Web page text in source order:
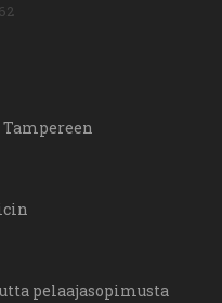
pelaajasopimusta